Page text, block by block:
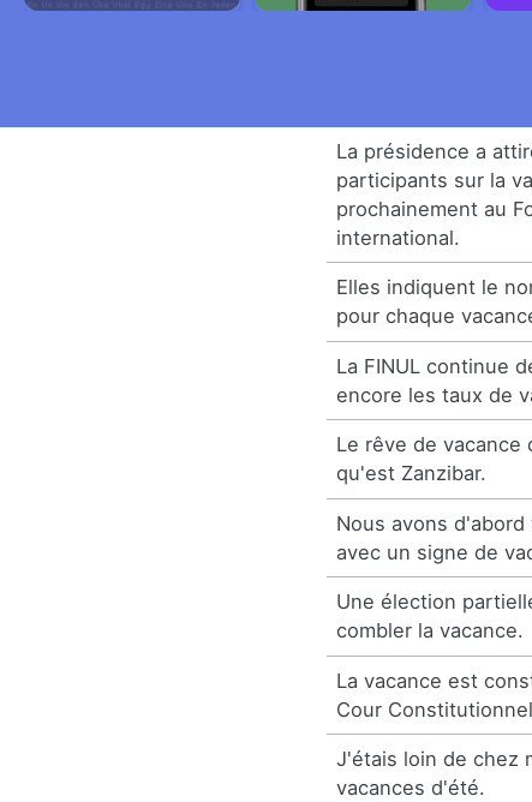
La présidence a
participants sur la
prochainement au
international.
Elles indiquent le
pour chaque
La FINUL continue
encore les taux de
Le rêve de vacance
qu'est Zanzibar.
Nous avons
avec un signe de
Une élection
combler la vacance.
La vacance est
Cour
J'étais loin de chez
vacances d'été.